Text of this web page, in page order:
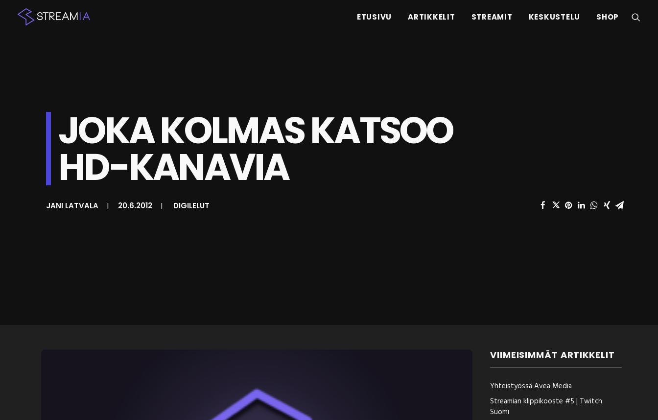
ETUSIVU ARTIKKELIT STREAMIT KESKUSTELU SHOP
JOKA KOLMAS KATSOO
HD-KANAVIA
JANI LATVALA | 20.6.2012 | DIGILELUT
VIIMEISIMMÄT ARTIKKELIT
Yhteistyössä Avea Media
Streamian klippikooste #5 | Twitch
Suomi